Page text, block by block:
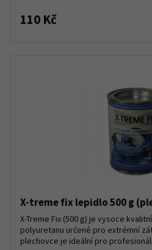
110 Kč
X-treme fix lepidlo 500 g
X-Treme Fix (500 g) je vysoce
polyuretanu určené pro extrémní
plechovce je ideální pro